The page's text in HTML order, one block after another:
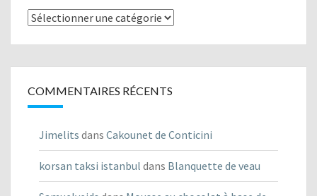
Listes
COMMENTAIRES RÉCENTS
Jimelits dans Cakounet de Conticini
korsan taksi istanbul dans Blanquette de veau